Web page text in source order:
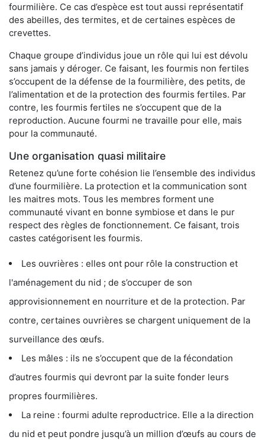
fourmilière. Ce cas d’espèce est tout aussi représentatif
des abeilles, des termites, et de certaines espèces de
crevettes.
Chaque groupe d’individus joue un rôle qui lui est dévolu
sans jamais y déroger. Ce faisant, les fourmis non fertiles
s’occupent de la défense de la fourmilière, des petits, de
l’alimentation et de la protection des fourmis fertiles. Par
contre, les fourmis fertiles ne s’occupent que de la
reproduction. Aucune fourmi ne travaille pour elle, mais
pour la communauté.
Une organisation quasi militaire
Retenez qu’une forte cohésion lie l’ensemble des individus
d’une fourmilière. La protection et la communication sont
les maitres mots. Tous les membres forment une
communauté vivant en bonne symbiose et dans le pur
respect des règles de fonctionnement. Ce faisant, trois
castes catégorisent les fourmis.
Les ouvrières : elles ont pour rôle la construction et
l'aménagement du nid ; de s’occuper de son
approvisionnement en nourriture et de la protection. Par
contre, certaines ouvrières se chargent uniquement de la
surveillance des œufs.
Les mâles : ils ne s’occupent que de la fécondation
d’autres fourmis qui devront par la suite fonder leurs
propres fourmilières.
La reine : fourmi adulte reproductrice. Elle a la direction
du nid et peut pondre jusqu’à un million d’œufs au cours de